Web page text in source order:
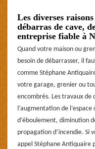
Les diverses
débarras de cave,
entreprise fiable à
Quand votre maison ou
besoin de débarrasser, il
comme Stéphane
votre garage, grenier ou
encombrés. Les travaux
l’augmentation de
d’éboulement, diminution
propagation d’incendie. Si
appel Stéphane Antiquaire